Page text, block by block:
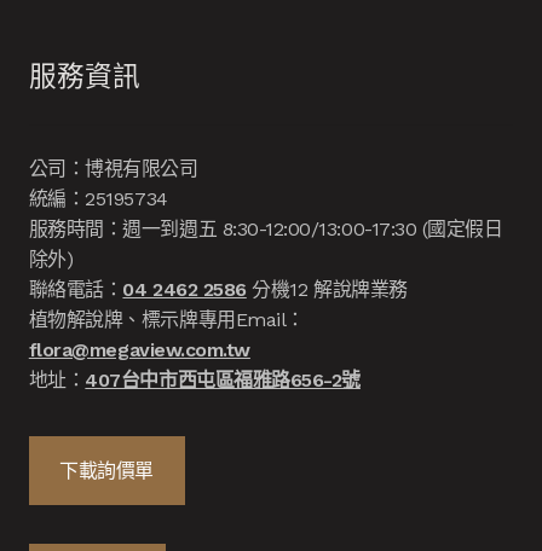
服務資訊
公司：博視有限公司
統編：25195734
服務時間：週一到週五 8:30-12:00/13:00-17:30 (國定假日
除外)
聯絡電話： 04 2462 2586分機12 解說牌業務
植物解說牌、標示牌專用Email：
flora@megaview.com.tw
地址： 407台中市西屯區福雅路656-2號
下載詢價單